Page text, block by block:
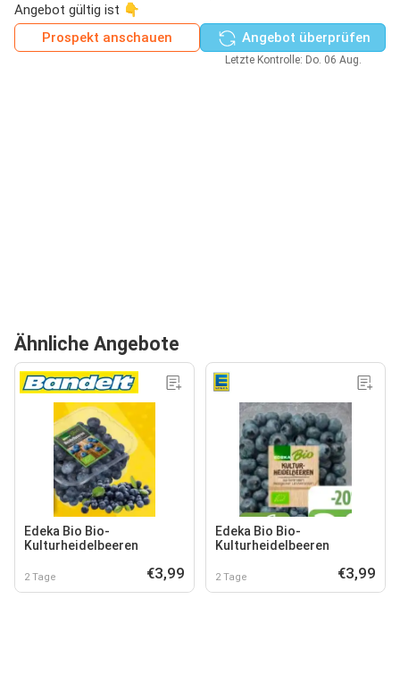
Angebot gültig ist 👇
Prospekt anschauen
Angebot überprüfen
Letzte Kontrolle: Do. 06 Aug.
Ähnliche Angebote
Edeka Bio Bio-
Kulturheidelbeeren
2 Tage €3,99
Edeka Bio Bio-
Kulturheidelbeeren
2 Tage €3,99